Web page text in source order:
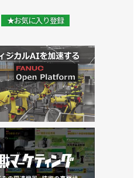
機展示を開始／三機
★お気に入り登録